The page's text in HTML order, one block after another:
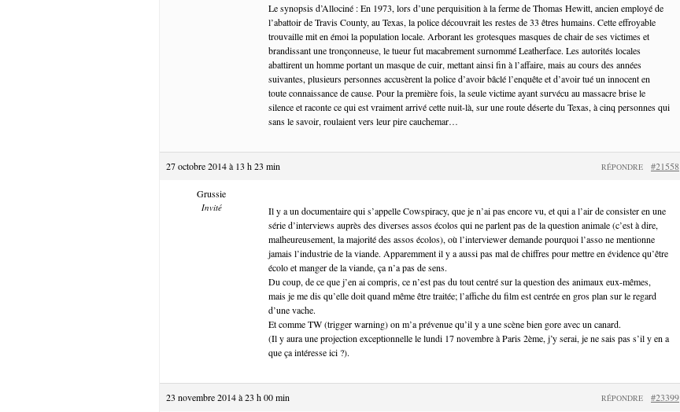
Le synopsis d’Allociné : En 1973, lors d’une perquisition à la ferme de Thomas Hewitt, ancien employé de
l’abattoir de Travis County, au Texas, la police découvrait les restes de 33 êtres humains. Cette effroyable
trouvaille mit en émoi la population locale. Arborant les grotesques masques de chair de ses victimes et
brandissant une tronçonneuse, le tueur fut macabrement surnommé Leatherface. Les autorités locales
abattirent un homme portant un masque de cuir, mettant ainsi fin à l’affaire, mais au cours des années
suivantes, plusieurs personnes accusèrent la police d’avoir bâclé l’enquête et d’avoir tué un innocent en
toute connaissance de cause. Pour la première fois, la seule victime ayant survécu au massacre brise le
silence et raconte ce qui est vraiment arrivé cette nuit-là, sur une route déserte du Texas, à cinq personnes qui
sans le savoir, roulaient vers leur pire cauchemar…
27 octobre 2014 à 13 h 23 min #21558
RÉPONDRE
Grussie
Invité
Il y a un documentaire qui s’appelle Cowspiracy, que je n’ai pas encore vu, et qui a l’air de consister en une
série d’interviews auprès des diverses assos écolos qui ne parlent pas de la question animale (c’est à dire,
malheureusement, la majorité des assos écolos), où l’interviewer demande pourquoi l’asso ne mentionne
jamais l’industrie de la viande. Apparemment il y a aussi pas mal de chiffres pour mettre en évidence qu’être
écolo et manger de la viande, ça n’a pas de sens.
Du coup, de ce que j’en ai compris, ce n’est pas du tout centré sur la question des animaux eux-mêmes,
mais je me dis qu’elle doit quand même être traitée; l’affiche du film est centrée en gros plan sur le regard
d’une vache.
Et comme TW (trigger warning) on m’a prévenue qu’il y a une scène bien gore avec un canard.
(Il y aura une projection exceptionnelle le lundi 17 novembre à Paris 2ème, j’y serai, je ne sais pas s’il y en a
que ça intéresse ici ?).
23 novembre 2014 à 23 h 00 min #23399
RÉPONDRE